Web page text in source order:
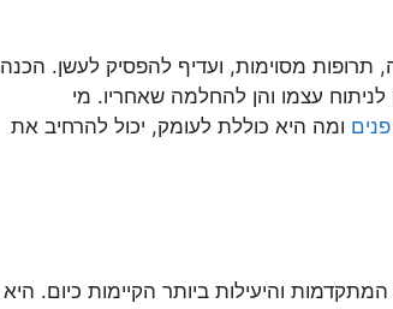
תרופות מסוימות, ועדיף להפסיק לעשן. הכנה
לניתוח עצמו והן להחלמה שאחריו. מי
ומה היא כוללת לעומק, יכול להרחיב את
והיעילות ביותר הקיימות כיום. היא